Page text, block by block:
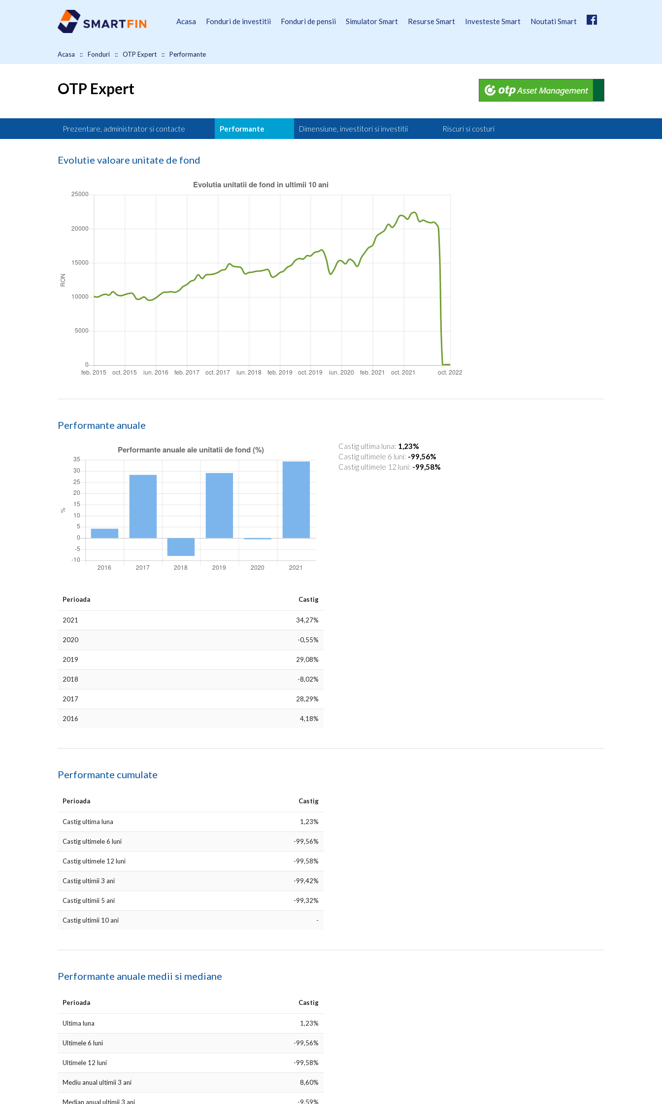
Acasa Fonduri de investitii Fonduri de pensii Simulator Smart Resurse Smart Investeste Smart Noutati Smart
Acasa Fonduri OTP Expert Performante
OTP Expert
Prezentare, administrator si contacte Performante Dimensiune, investitori si investitii Riscuri si costuri
Evolutie valoare unitate de fond
Performante anuale
Castig ultima luna: 1,23%
Castig ultimele 6 luni: -99,56%
Castig ultimele 12 luni: -99,58%
Perioada Castig
2021 34,27%
2020 -0,55%
2019 29,08%
2018 -8,02%
2017 28,29%
2016 4,18%
Performante cumulate
Perioada Castig
Castig ultima luna 1,23%
Castig ultimele 6 luni -99,56%
Castig ultimele 12 luni -99,58%
Castig ultimii 3 ani -99,42%
Castig ultimii 5 ani -99,32%
Castig ultimii 10 ani -
Performante anuale medii si mediane
Perioada Castig
Ultima luna 1,23%
Ultimele 6 luni -99,56%
Ultimele 12 luni -99,58%
Mediu anual ultimii 3 ani 8,60%
Median anual ultimii 3 ani -9,59%